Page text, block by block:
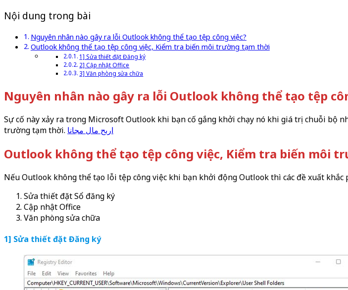
Nội dung trong bài
Nguyên nhân nào gây ra lỗi Outlook không thể tạo tệp công việc?
Outlook không thể tạo tệp công việc, Kiểm tra biến môi trường tạm thời
1] Sửa thiết đặt Đăng ký
2] Cập nhật Office
3] Văn phòng sửa chữa
Nguyên nhân nào gây ra lỗi Outlook không thể tạo tệp
Sự cố này xảy ra trong Microsoft Outlook khi bạn cố gắng khởi chạy nó khi giá trị chuỗi bộ
trường tạm thời. اربح مال مجانا
Outlook không thể tạo tệp công việc, Kiểm tra biến môi
Nếu Outlook không thể tạo lỗi tệp công việc khi bạn khởi động Outlook thì các đề xuất khắc
Sửa thiết đặt Sổ đăng ký
Cập nhật Office
Văn phòng sửa chữa
1] Sửa thiết đặt Đăng ký